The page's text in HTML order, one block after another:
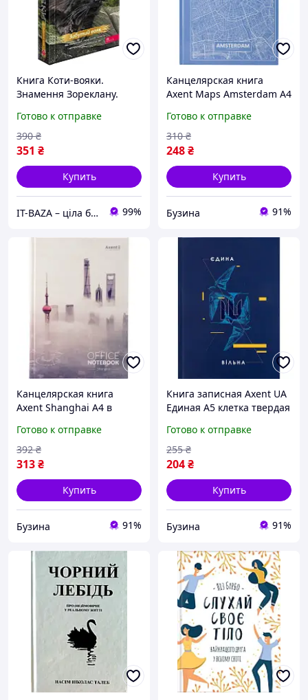
Книга Коти-вояки.
Знамення Зореклану.
Готово к отправке
351 ₴
390 ₴
Купить
IT-BAZA – ціла база потрібних речей для всієї родини 99%
Канцелярская книга
Axent Maps Amsterdam А4
листов в клетку Голуб
8422-507-A buzyna
Готово к отправке
248₴
310 ₴
Купить
Бузина 91%
Канцелярская книга
Axent Shanghai А4 в
листа клетка 8423-24-A
buzyna
Готово к отправке
313₴
392 ₴
Купить
Бузина 91%
Книга записная Axent UA
Единая А5 клетка твердая
Готово к отправке
204₴
255 ₴
Купить
Бузина 91%